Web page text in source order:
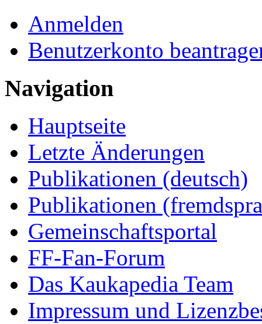
Anmelden
Benutzerkonto
Navigation
Hauptseite
Letzte Änderungen
Publikationen (deutsch)
Publikationen
Gemeinschaftsportal
FF-Fan-Forum
Das Kaukapedia Team
Impressum und